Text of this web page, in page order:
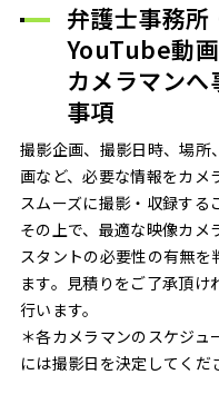
弁護士事務所
YouTube動
カメラマン
事項
撮影企画、撮影日時、場
画など、必要な情報をカメ
スムーズに撮影・収録する
その上で、最適な映像カメ
スタントの必要性の有無
ます。見積りをご了承頂
行います。
＊各カメラマンのスケジ
には撮影日を決定してくだ